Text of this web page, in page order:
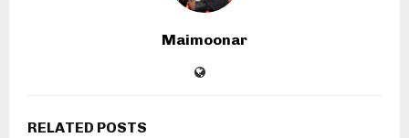
Maimoonar
RELATED POSTS